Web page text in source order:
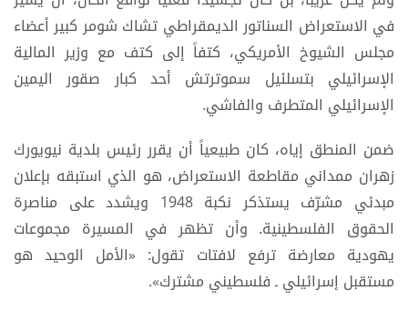
في الاستعراض السناتور الديمقراطي تشاك شومر كبير أعضاء
مجلس الشيوخ الأمريكي، كتفاً إلى كتف مع وزير المالية
الإسرائيلي بتسلئيل سموترتش أحد كبار صقور اليمين
الإسرائيلي المتطرف والفاشي.
ضمن المنطق إياه، كان طبيعياً أن يقرر رئيس بلدية نيويورك
زهران ممداني مقاطعة الاستعراض، هو الذي استبقه بإعلان
مبدئي مشرّف يستذكر نكبة 1948 ويشدد على مناصرة
الحقوق الفلسطينية. وأن تظهر في المسيرة مجموعات
يهودية معارضة ترفع لافتات تقول: «الأمل الوحيد هو
مستقبل إسرائيلي ـ فلسطيني مشترك».